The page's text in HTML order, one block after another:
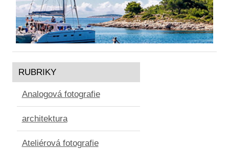
RUBRIKY
Analogová fotografie
architektura
Ateliérová fotografie